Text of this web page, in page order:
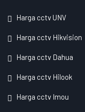
Harga cctv UNV
Harga cctv Hikvision
Harga cctv Dahua
Harga cctv Hilook
Harga cctv Imou